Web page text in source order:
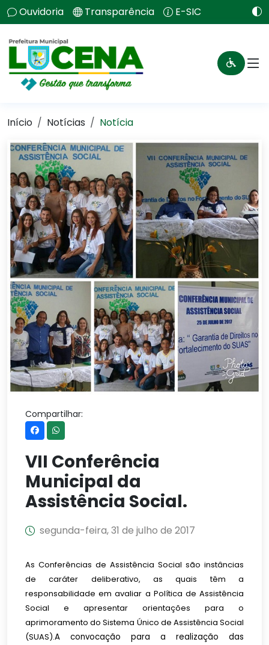
Ouvidoria Transparência E-SIC
Início Notícias Notícia
Compartilhar:
VII Conferência
Municipal da
Assistência Social.
segunda-feira, 31 de julho de 2017
As Conferências de Assistência Social são instâncias
de caráter deliberativo, as quais têm a
responsabilidade em avaliar a Política de Assistência
Social e apresentar orientações para o
aprimoramento do Sistema Único de Assistência Social
(SUAS).A convocação para a realização das